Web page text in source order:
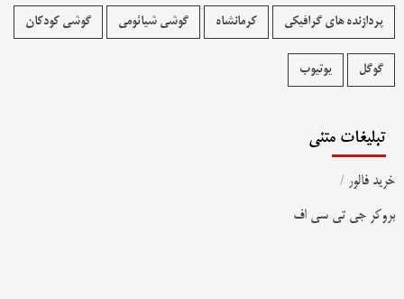
پردازنده های گرافیکی کرمانشاه گوشی شیائومی گوشی کودکان
گوگل یوتیوب
تبلیغات متنی
خرید فالور /
بروکر جی تی سی اف